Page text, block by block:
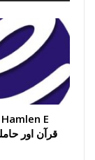
E